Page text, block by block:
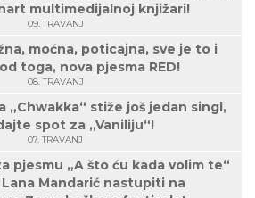
multimedijalnoj knjižari!
09. TRAVANJ
moćna, poticajna, sve je to i
toga, nova pjesma RED!
08. TRAVANJ
„Chwakka“ stiže još jedan singl,
spot za „Vaniliju“!
07. TRAVANJ
pjesmu „A što ću kada volim te“
Mandarić nastupiti na